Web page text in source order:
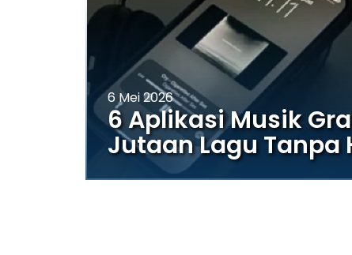
6 Mei 2026
6 Aplikasi Musik
Jutaan Lagu Tanpa